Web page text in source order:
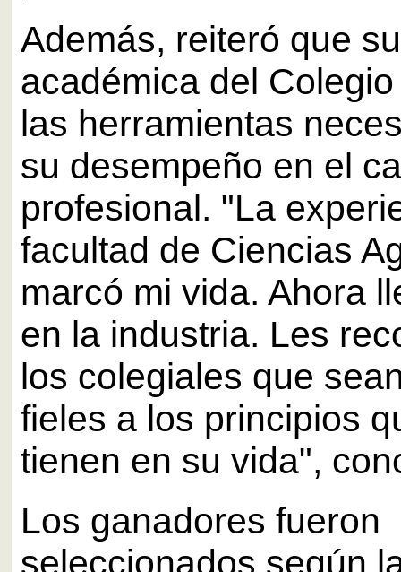
Además, reiteró que
académica del
las herramientas
su desempeño en el
profesional. "La
facultad de Ciencias
marcó mi vida. Ahora
en la industria. Les
los colegiales que
fieles a los principios
tienen en su vida",
Los ganadores fueron
seleccionados según